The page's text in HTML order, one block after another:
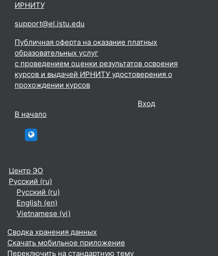
ИРНИТУ.
support@el.istu.edu
Публичная оферта на оказание платных
образовательных услуг
с проведением оценки результатов освоения
курсов и выдачей ИРНИТУ удостоверения о
прохождении курсов
Вход
В начало
Центр ЭО
Русский ‎(ru)‎
Русский ‎(ru)‎
English ‎(en)‎
Vietnamese ‎(vi)‎
Сводка хранения данных
Скачать мобильное приложение
Переключить на стандартную тему